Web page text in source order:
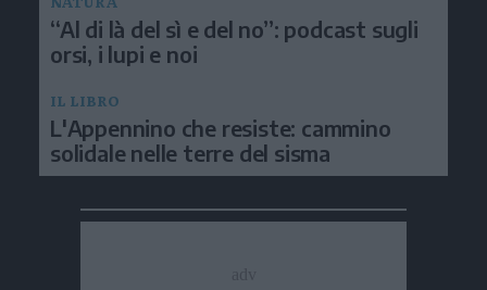
“Al di là del sì e del no”: podcast sugli
orsi, i lupi e noi
IL LIBRO
L'Appennino che resiste: cammino
solidale nelle terre del sisma